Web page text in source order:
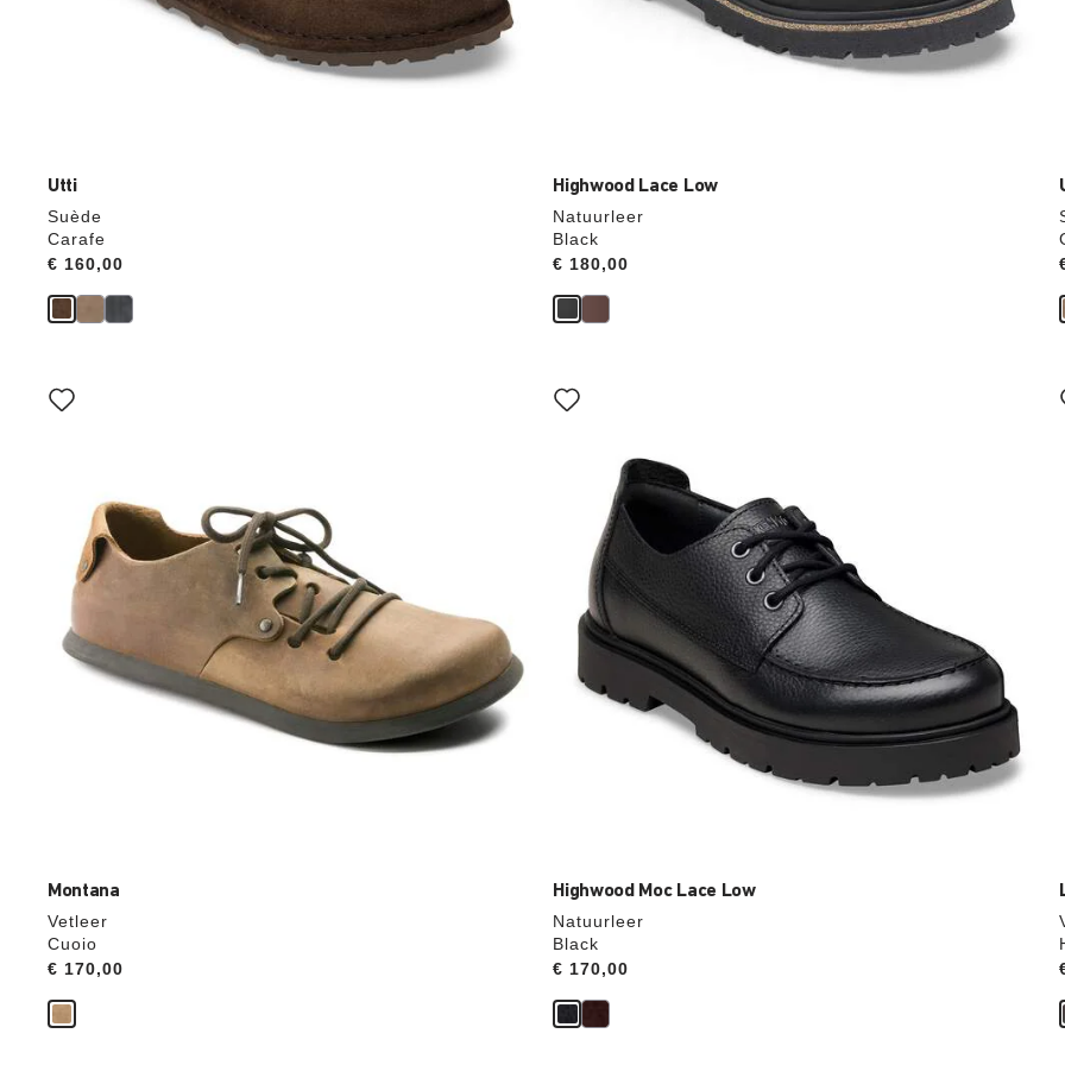
Utti
Suède
Carafe
Price:
€ 160,00
Highwood Lace Low
Natuurleer
Black
Price:
€ 180,00
Montana
Vetleer
Cuoio
Price:
€ 170,00
Als
je
wordt
productafbeelding
hieraan
aangepast
Highwood Moc Lace Low
Natuurleer
Black
Price:
€ 170,00
Als
je
selecteert,
productafbeelding
hieraan
aangepast